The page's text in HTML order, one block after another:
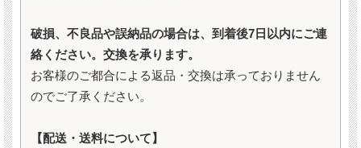
破損、不良品や誤納品の場合は、到着後7日以内にご連
絡ください。交換を承ります。
お客様のご都合による返品・交換は承っておりません
のでご了承ください。
【配送・送料について】